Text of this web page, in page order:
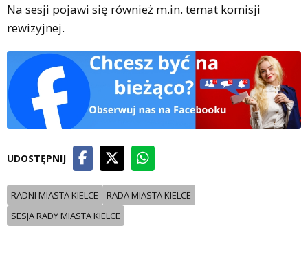
Na sesji pojawi się również m.in. temat komisji
rewizyjnej.
UDOSTĘPNIJ
RADNI MIASTA KIELCE
RADA MIASTA KIELCE
SESJA RADY MIASTA KIELCE